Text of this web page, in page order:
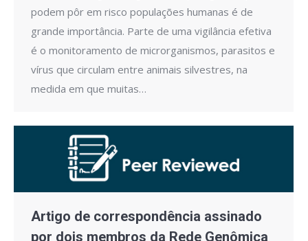
podem pôr em risco populações humanas é de
grande importância. Parte de uma vigilância efetiva
é o monitoramento de microrganismos, parasitos e
vírus que circulam entre animais silvestres, na
medida em que muitas…
Artigo de correspondência assinado
por dois membros da Rede Genômica